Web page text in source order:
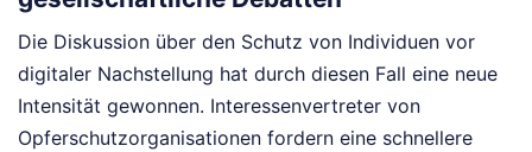
Die Diskussion über den Schutz von Individuen vor
digitaler Nachstellung hat durch diesen Fall eine neue
Intensität gewonnen. Interessenvertreter von
Opferschutzorganisationen fordern eine schnellere